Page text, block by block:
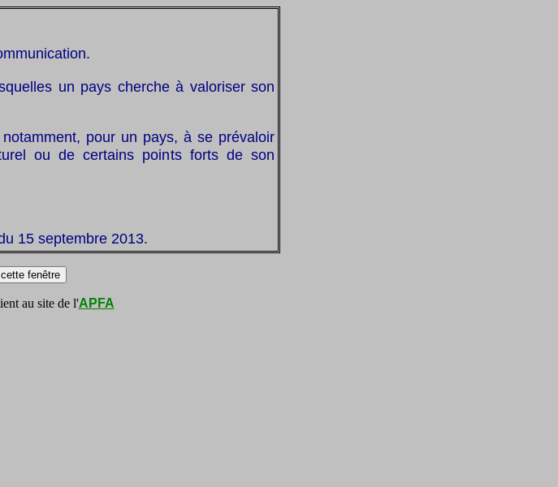
un pays cherche à valoriser son
pour un pays, à se prévaloir
ou de certains points forts de son
15 septembre 2013.
au site de l'APFA